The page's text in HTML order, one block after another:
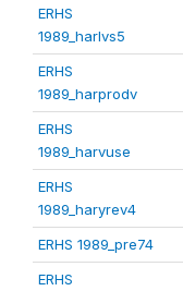
ERHS
1989_harlvs5
ERHS
1989_harprodv
ERHS
1989_harvuse
ERHS
1989_haryrev4
ERHS 1989_pre74
ERHS